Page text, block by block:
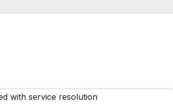
with service resolution